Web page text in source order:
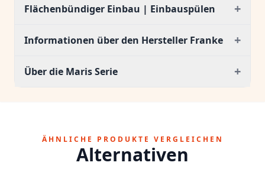
Flächenbündiger Einbau | Einbauspülen +
Informationen über den Hersteller Franke +
Über die Maris Serie +
ÄHNLICHE PRODUKTE VERGLEICHEN
Alternativen